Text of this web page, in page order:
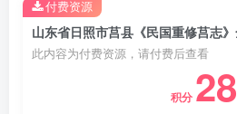
此内容为付费资源，请付费后查看
积分 28
付费资源